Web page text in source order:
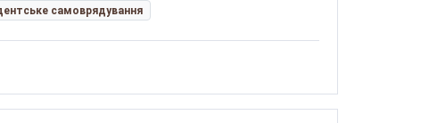
самоврядування